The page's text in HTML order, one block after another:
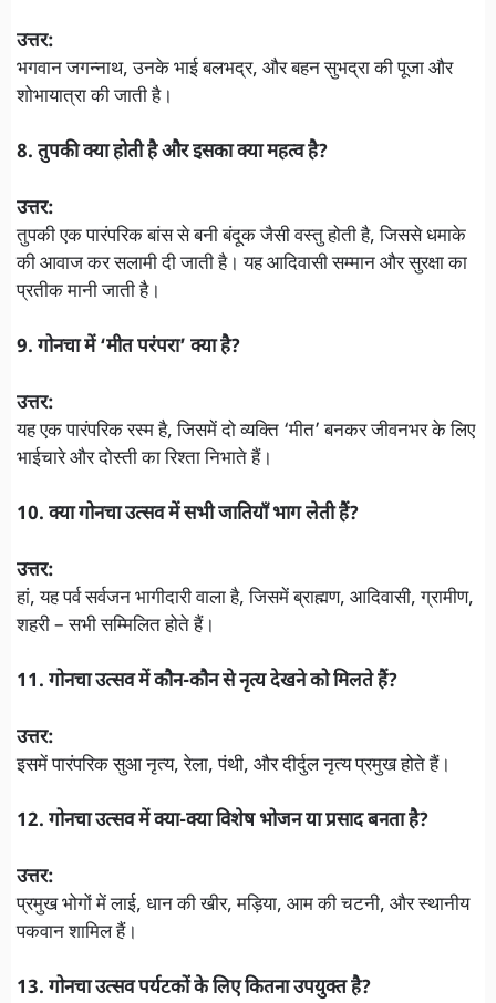
उत्तर:
भगवान जगन्नाथ, उनके भाई बलभद्र, और बहन सुभद्रा की पूजा और
शोभायात्रा की जाती है।
8. तुपकी क्या होती है और इसका क्या महत्व है?
उत्तर:
तुपकी एक पारंपरिक बांस से बनी बंदूक जैसी वस्तु होती है, जिससे धमाके
की आवाज कर सलामी दी जाती है। यह आदिवासी सम्मान और सुरक्षा का
प्रतीक मानी जाती है।
9. गोनचा में ‘मीत परंपरा’ क्या है?
उत्तर:
यह एक पारंपरिक रस्म है, जिसमें दो व्यक्ति ‘मीत’ बनकर जीवनभर के लिए
भाईचारे और दोस्ती का रिश्ता निभाते हैं।
10. क्या गोनचा उत्सव में सभी जातियाँ भाग लेती हैं?
उत्तर:
हां, यह पर्व सर्वजन भागीदारी वाला है, जिसमें ब्राह्मण, आदिवासी, ग्रामीण,
शहरी – सभी सम्मिलित होते हैं।
11. गोनचा उत्सव में कौन-कौन से नृत्य देखने को मिलते हैं?
उत्तर:
इसमें पारंपरिक सुआ नृत्य, रेला, पंथी, और दीर्दुल नृत्य प्रमुख होते हैं।
12. गोनचा उत्सव में क्या-क्या विशेष भोजन या प्रसाद बनता है?
उत्तर:
प्रमुख भोगों में लाई, धान की खीर, मड़िया, आम की चटनी, और स्थानीय
पकवान शामिल हैं।
13. गोनचा उत्सव पर्यटकों के लिए कितना उपयुक्त है?